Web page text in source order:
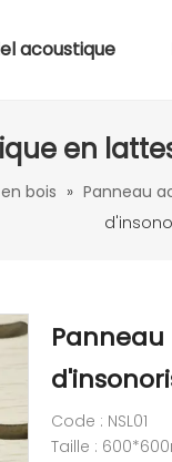
acoustique
en
bois » Panneau
Code : NSL01
Taille :